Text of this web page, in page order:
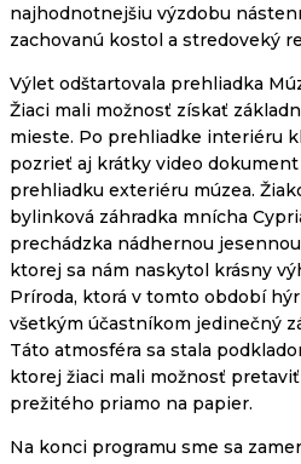
najhodnotnejšiu výzdobu
zachovanú kostol a stredoveký
Výlet odštartovala prehliadka
Žiaci mali možnosť získať
mieste. Po prehliadke interiéru
pozrieť aj krátky video
prehliadku exteriéru múzea.
bylinková záhradka mnícha
prechádzka nádhernou
ktorej sa nám naskytol krásny
Príroda, ktorá v tomto období
všetkým účastníkom jedinečný
Táto atmosféra sa stala
ktorej žiaci mali možnosť
prežitého priamo na papier.
Na konci programu sme sa